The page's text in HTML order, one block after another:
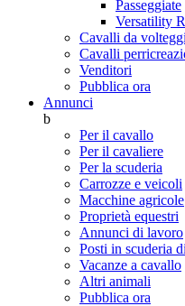
Passeggiate
Versatility
Cavalli da
Cavalli
Venditori
Pubblica ora
Annunci
b
Per il cavallo
Per il cavaliere
Per la scuderia
Carrozze e veicoli
Macchine agricole
Proprietà equestri
Annunci di lavoro
Posti in scuderia
Vacanze a cavallo
Altri animali
Pubblica ora